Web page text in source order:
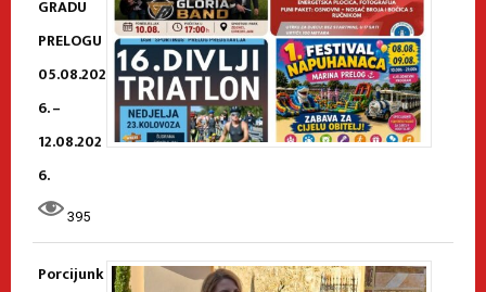
GRADU
PRELOGU
05.08.202
6. –
12.08.202
6.
395
Porcijunk